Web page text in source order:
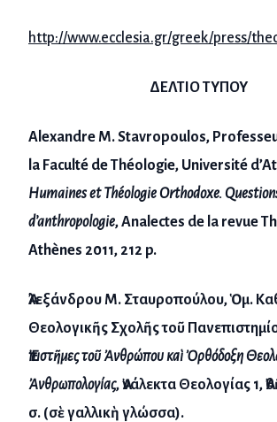
http://www.ecclesia.gr/greek/press/
ΔΕΛΤΙΟΤΥΠΟΥ
AlexandreΜ. Stavropoulos,
la Faculté de Théologie, Université
Humaines et Théologie Orthodoxe.
d’anthropologie,Analectes de la revue
Athènes 2011, 212 p.
ἈλεξάνδρουΜ. Σταυροπούλου,Ὁμ.
Θεολογικῆς Σχολῆςτοῦ
ἘπιστῆμεςτοῦἈνθρώπουκαὶὈρθόδοξη
Ἀνθρωπολογίας,Ἀνάλεκτα Θεολογίας 1,
σ. (σὲγαλλικὴ γλώσσα).